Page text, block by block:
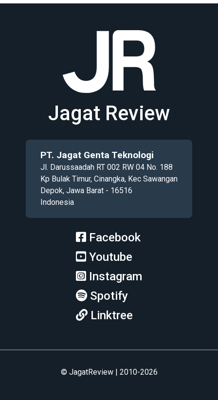
Jagat Review
PT. Jagat Genta Teknologi
Jl. Darussaadah RT 002 RW 04 No. 188
Kp Bulak Timur, Cinangka, Kec Sawangan
Depok, Jawa Barat - 16516
Indonesia
Facebook
Youtube
Instagram
Spotify
Linktree
© JagatReview | 2010-2026